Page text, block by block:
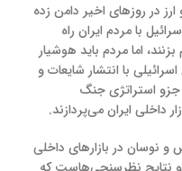
در روزهای اخیر دامن زده
با مردم ایران راه
اما مردم باید هوشیار
با انتشار شایعات و
جزو استراتژی جنگ
داخلی ایران می‌پردازند.
نوسان در بازارهای داخلی